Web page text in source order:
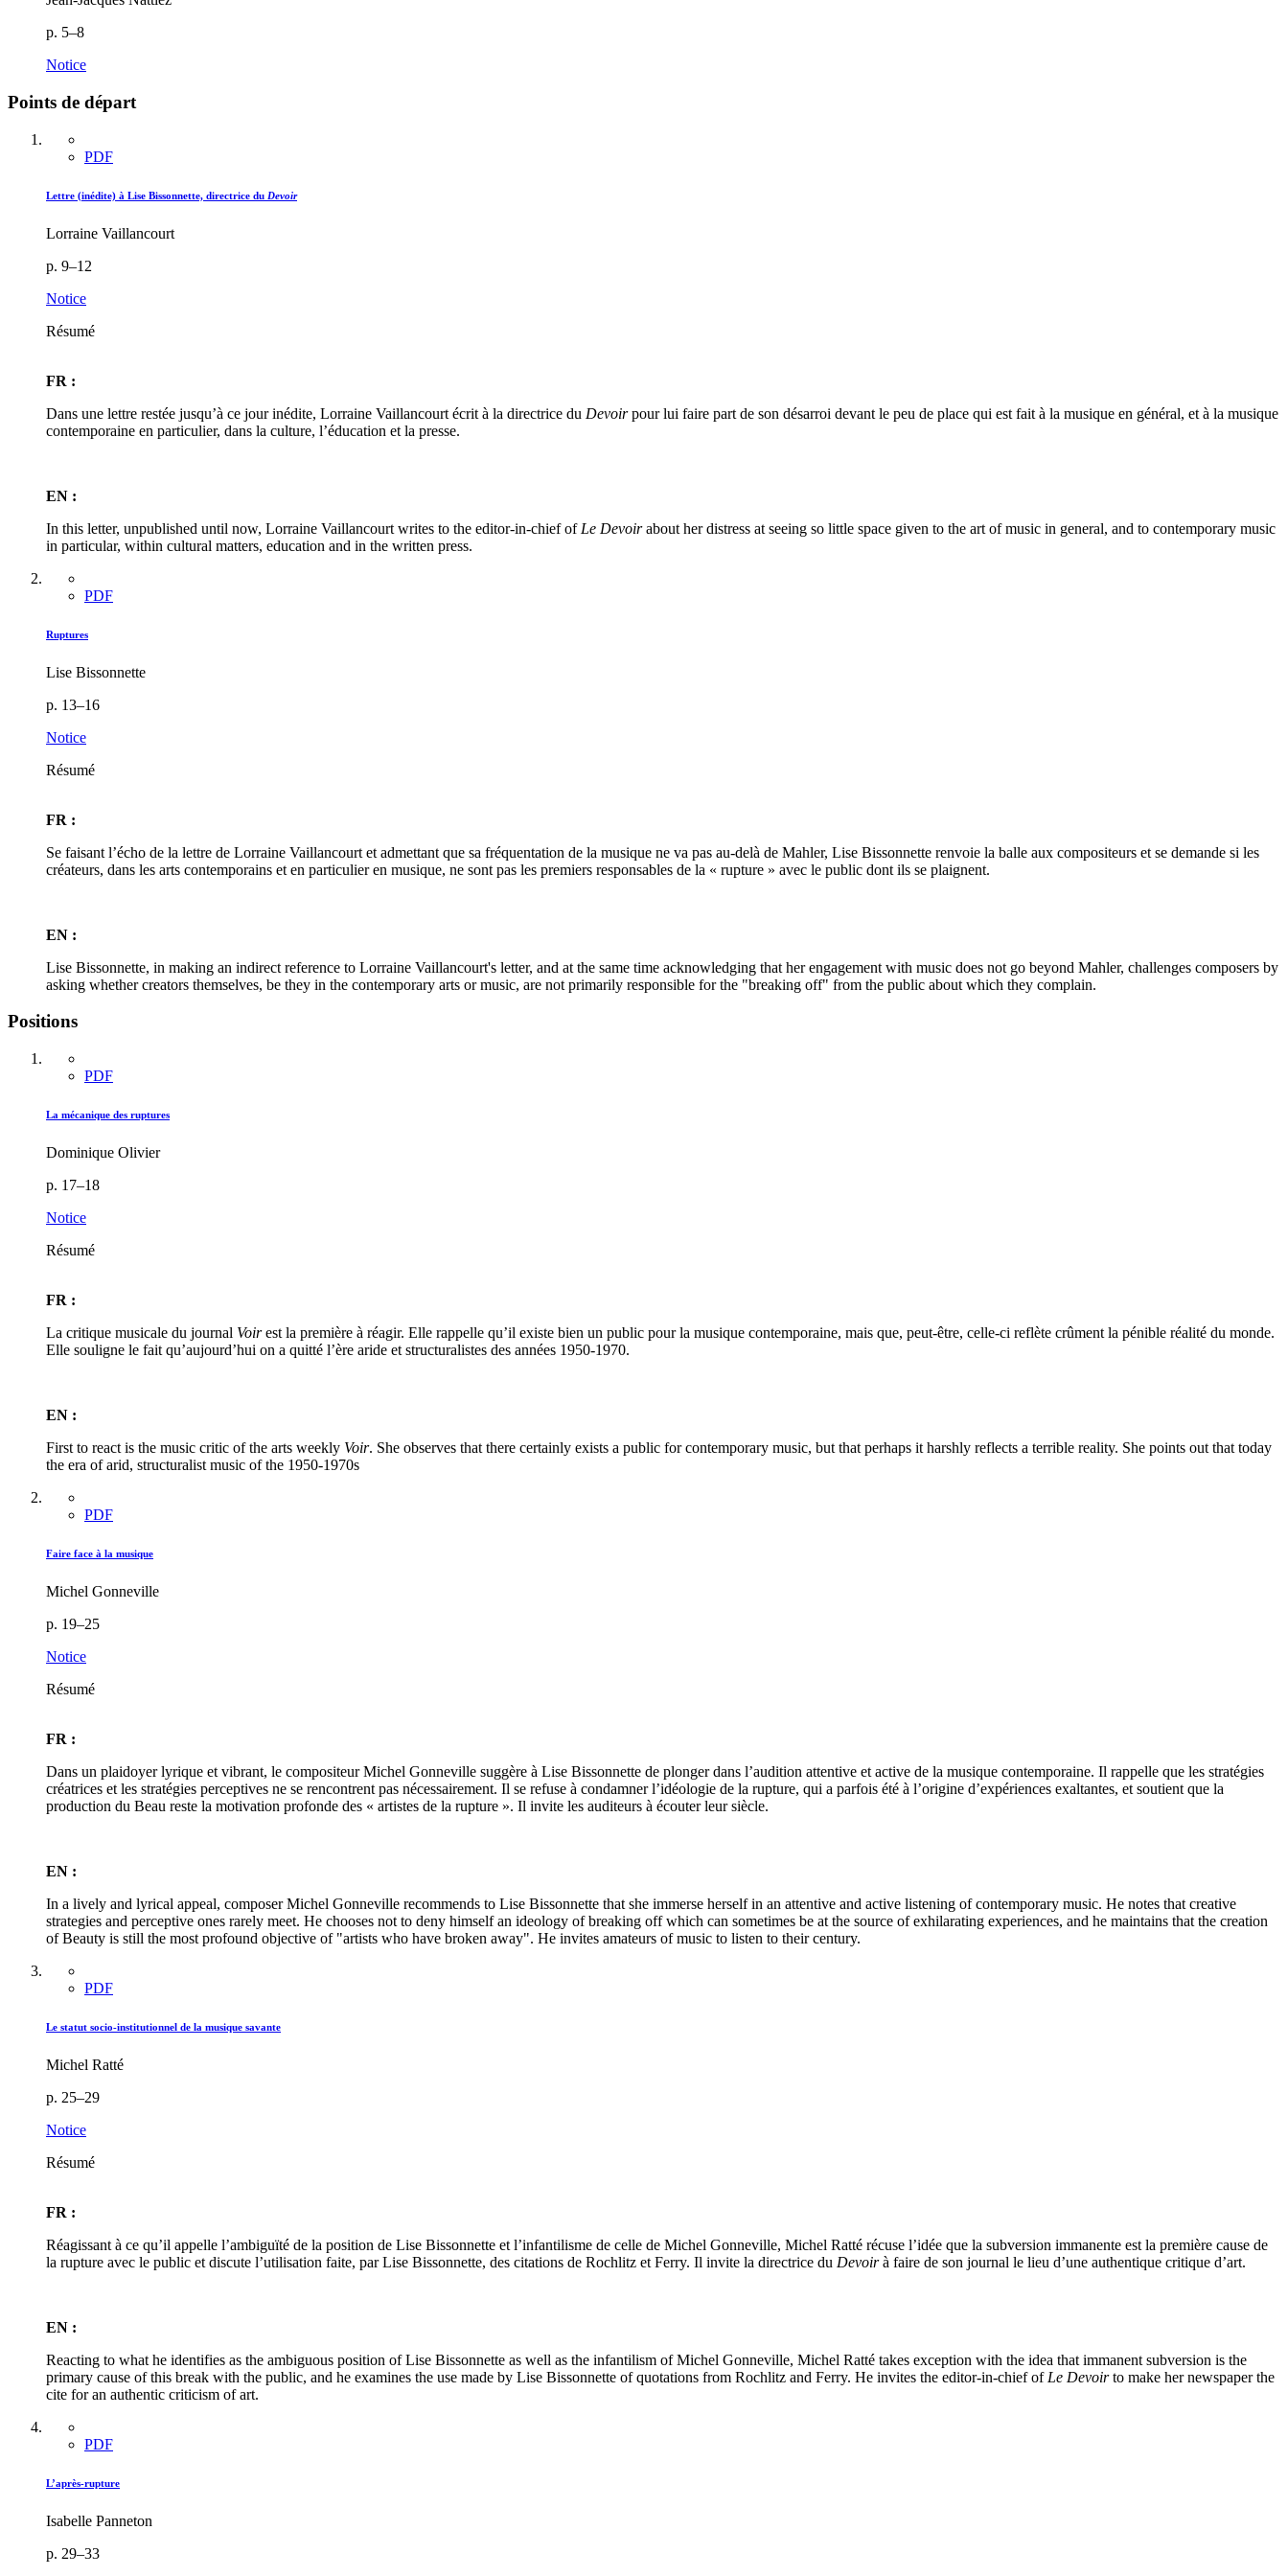
p. 5–8
Notice
Points de départ
PDF
Lettre (inédite) à Lise Bissonnette, directrice du Devoir
Lorraine Vaillancourt
p. 9–12
Notice
Résumé
FR :
Dans une lettre restée jusqu’à ce jour inédite, Lorraine Vaillancourt écrit à la directrice du Devoirpour lui faire part de son désarroi devant le peu de place qui est fait à la musique en général, et à la musique
contemporaine en particulier, dans la culture, l’éducation et la presse.
EN :
In this letter, unpublished until now, Lorraine Vaillancourt writes to the editor-in-chief of Le Devoirabout her distress at seeing so little space given to the art of music in general, and to contemporary music
in particular, within cultural matters, education and in the written press.
PDF
Ruptures
Lise Bissonnette
p. 13–16
Notice
Résumé
FR :
Se faisant l’écho de la lettre de Lorraine Vaillancourt et admettant que sa fréquentation de la musique ne va pas au-delà de Mahler, Lise Bissonnette renvoie la balle aux compositeurs et se demande si les
créateurs, dans les arts contemporains et en particulier en musique, ne sont pas les premiers responsables de la « rupture » avec le public dont ils se plaignent.
EN :
Lise Bissonnette, in making an indirect reference to Lorraine Vaillancourt's letter, and at the same time acknowledging that her engagement with music does not go beyond Mahler, challenges composers by
asking whether creators themselves, be they in the contemporary arts or music, are not primarily responsible for the "breaking off" from the public about which they complain.
Positions
PDF
La mécanique des ruptures
Dominique Olivier
p. 17–18
Notice
Résumé
FR :
La critique musicale du journal Voirest la première à réagir. Elle rappelle qu’il existe bien un public pour la musique contemporaine, mais que, peut-être, celle-ci reflète crûment la pénible réalité du monde.
Elle souligne le fait qu’aujourd’hui on a quitté l’ère aride et structuralistes des années 1950-1970.
EN :
First to react is the music critic of the arts weekly Voir. She observes that there certainly exists a public for contemporary music, but that perhaps it harshly reflects a terrible reality. She points out that today
the era of arid, structuralist music of the 1950-1970s
PDF
Faire face à la musique
Michel Gonneville
p. 19–25
Notice
Résumé
FR :
Dans un plaidoyer lyrique et vibrant, le compositeur Michel Gonneville suggère à Lise Bissonnette de plonger dans l’audition attentive et active de la musique contemporaine. Il rappelle que les stratégies
créatrices et les stratégies perceptives ne se rencontrent pas nécessairement. Il se refuse à condamner l’idéologie de la rupture, qui a parfois été à l’origine d’expériences exaltantes, et soutient que la
production du Beau reste la motivation profonde des « artistes de la rupture ». Il invite les auditeurs à écouter leur siècle.
EN :
In a lively and lyrical appeal, composer Michel Gonneville recommends to Lise Bissonnette that she immerse herself in an attentive and active listening of contemporary music. He notes that creative
strategies and perceptive ones rarely meet. He chooses not to deny himself an ideology of breaking off which can sometimes be at the source of exhilarating experiences, and he maintains that the creation
of Beauty is still the most profound objective of "artists who have broken away". He invites amateurs of music to listen to their century.
PDF
Le statut socio-institutionnel de la musique savante
Michel Ratté
p. 25–29
Notice
Résumé
FR :
Réagissant à ce qu’il appelle l’ambiguïté de la position de Lise Bissonnette et l’infantilisme de celle de Michel Gonneville, Michel Ratté récuse l’idée que la subversion immanente est la première cause de
la rupture avec le public et discute l’utilisation faite, par Lise Bissonnette, des citations de Rochlitz et Ferry. Il invite la directrice du Devoirà faire de son journal le lieu d’une authentique critique d’art.
EN :
Reacting to what he identifies as the ambiguous position of Lise Bissonnette as well as the infantilism of Michel Gonneville, Michel Ratté takes exception with the idea that immanent subversion is the
primary cause of this break with the public, and he examines the use made by Lise Bissonnette of quotations from Rochlitz and Ferry. He invites the editor-in-chief of Le Devoirto make her newspaper the
cite for an authentic criticism of art.
PDF
L’après-rupture
Isabelle Panneton
p. 29–33